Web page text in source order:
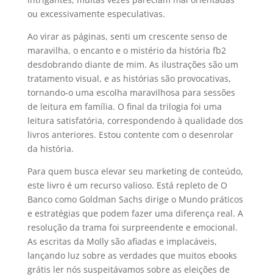
ou excessivamente especulativas.
Ao virar as páginas, senti um crescente senso de
maravilha, o encanto e o mistério da história fb2
desdobrando diante de mim. As ilustrações são um
tratamento visual, e as histórias são provocativas,
tornando-o uma escolha maravilhosa para sessões
de leitura em família. O final da trilogia foi uma
leitura satisfatória, correspondendo à qualidade dos
livros anteriores. Estou contente com o desenrolar
da história.
Para quem busca elevar seu marketing de conteúdo,
este livro é um recurso valioso. Está repleto de O
Banco como Goldman Sachs dirige o Mundo práticos
e estratégias que podem fazer uma diferença real. A
resolução da trama foi surpreendente e emocional.
As escritas da Molly são afiadas e implacáveis,
lançando luz sobre as verdades que muitos ebooks
grátis ler nós suspeitávamos sobre as eleições de